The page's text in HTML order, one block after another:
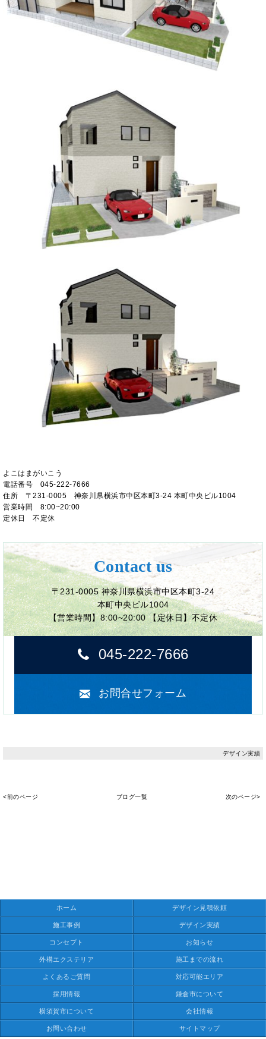
よこはまがいこう
電話番号 045-222-7666
住所 〒231-0005 神奈川県横浜市中区本町3-24 本町中央ビル1004
営業時間 8:00~20:00
定休日 不定休
Contact us
〒231-0005 神奈川県横浜市中区本町3-24
本町中央ビル1004
【営業時間】8:00~20:00 【定休日】不定休
045-222-7666
お問合せフォーム
デザイン実績
<前のページ ブログ一覧 次のページ>
ホーム デザイン見積依頼
施工事例 デザイン実績
コンセプト お知らせ
外構エクステリア 施工までの流れ
よくあるご質問 対応可能エリア
採用情報 鎌倉市について
横須賀市について 会社情報
お問い合わせ サイトマップ